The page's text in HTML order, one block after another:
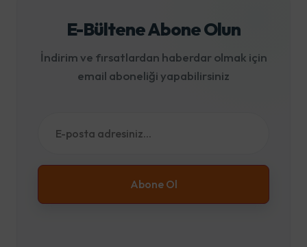
E-Bültene Abone Olun
İndirim ve fırsatlardan haberdar olmak için
email aboneliği yapabilirsiniz
Abone Ol